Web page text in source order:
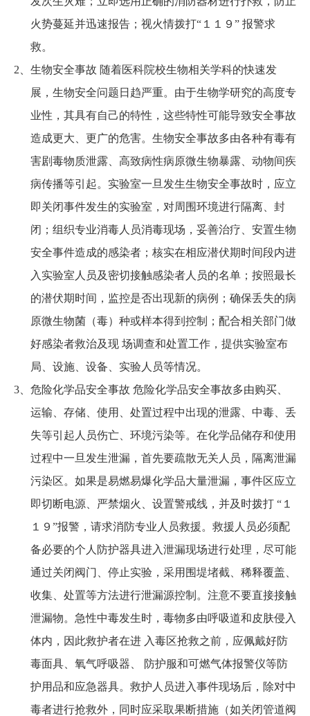
火势蔓延并迅速报告；视火情拨打“１１９” 报警求
救。
2、生物安全事故 随着医科院校生物相关学科的快速发
展，生物安全问题日趋严重。由于生物学研究的高度专
业性，其具有自己的特性，这些特性可能导致安全事故
造成更大、更广的危害。生物安全事故多由各种有毒有
害剧毒物质泄露、高致病性病原微生物暴露、动物间疾
病传播等引起。实验室一旦发生生物安全事故时，应立
即关闭事件发生的实验室，对周围环境进行隔离、封
闭；组织专业消毒人员消毒现场，妥善治疗、安置生物
安全事件造成的感染者；核实在相应潜伏期时间段内进
入实验室人员及密切接触感染者人员的名单；按照最长
的潜伏期时间，监控是否出现新的病例；确保丢失的病
原微生物菌（毒）种或样本得到控制；配合相关部门做
好感染者救治及现 场调查和处置工作，提供实验室布
局、设施、设备、实验人员等情况。
3、危险化学品安全事故 危险化学品安全事故多由购买、
运输、存储、使用、处置过程中出现的泄露、中毒、丢
失等引起人员伤亡、环境污染等。在化学品储存和使用
过程中一旦发生泄漏，首先要疏散无关人员，隔离泄漏
污染区。如果是易燃易爆化学品大量泄漏，事件区应立
即切断电源、严禁烟火、设置警戒线，并及时拨打 “１
１９”报警，请求消防专业人员救援。救援人员必须配
备必要的个人防护器具进入泄漏现场进行处理，尽可能
通过关闭阀门、停止实验，采用围堤堵截、稀释覆盖、
收集、处置等方法进行泄漏源控制。注意不要直接接触
泄漏物。急性中毒发生时，毒物多由呼吸道和皮肤侵入
体内，因此救护者在进 入毒区抢救之前，应佩戴好防
毒面具、氧气呼吸器、 防护服和可燃气体报警仪等防
护用品和应急器具。救护人员进入事件现场后，除对中
毒者进行抢救外，同时应采取果断措施（如关闭管道阀